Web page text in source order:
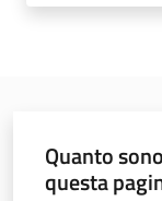
vigilanza
sicurezza
Quanto
questa